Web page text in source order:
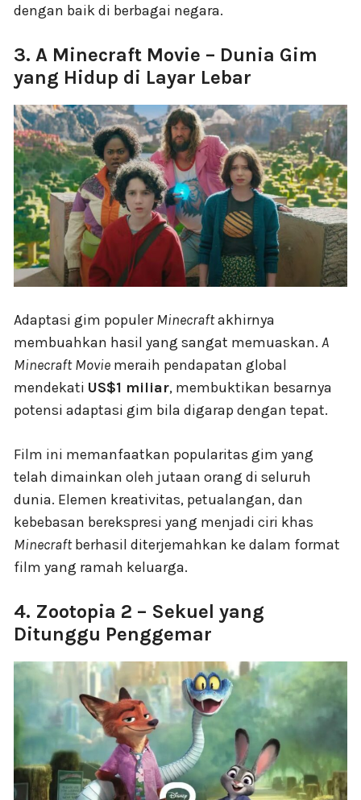
dengan baik di berbagai negara.
3. A Minecraft Movie – Dunia Gim
yang Hidup di Layar Lebar
Adaptasi gim populerMinecraftakhirnya
membuahkan hasil yang sangat memuaskan. A
Minecraft Movie meraih pendapatan global
mendekati US$1 miliar, membuktikan besarnya
potensi adaptasi gim bila digarap dengan tepat.
Film ini memanfaatkan popularitas gim yang
telah dimainkan oleh jutaan orang di seluruh
dunia. Elemen kreativitas, petualangan, dan
kebebasan berekspresi yang menjadi ciri khas
Minecraftberhasil diterjemahkan ke dalam format
film yang ramah keluarga.
4. Zootopia 2 – Sekuel yang
Ditunggu Penggemar